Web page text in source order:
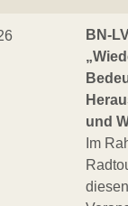
BN-
und
Im